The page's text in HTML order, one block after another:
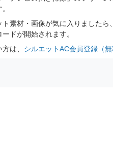
素材・画像が気に入りましたら
ドが開始されます。
は、 シルエットAC会員登録（無